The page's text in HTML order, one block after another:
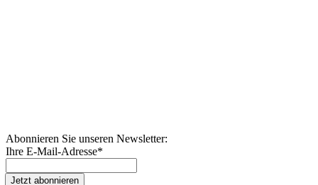
Abonnieren Sie unseren Newsletter:
Ihre E-Mail-Adresse*
Jetzt abonnieren